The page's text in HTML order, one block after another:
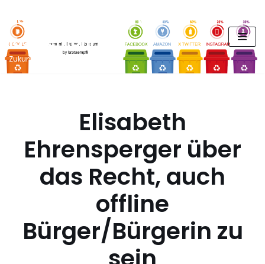
Zum
Inhalt
springen
FUTURE PODCAST by
laStaempfli
Zukunft, Daten, Konsum
Elisabeth
Ehrensperger über
das Recht, auch
offline
Bürger/Bürgerin zu